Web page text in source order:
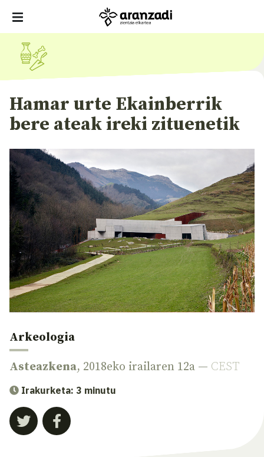
Hamar urte Ekainberrik
bere ateak ireki zituenetik
Arkeologia
Asteazkena, 2018eko irailaren 12a — CEST
Irakurketa: 3 minutu